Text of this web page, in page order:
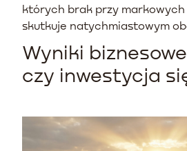
których brak przy
skutkuje natychmiastowym
Wyniki
czy inwestycja